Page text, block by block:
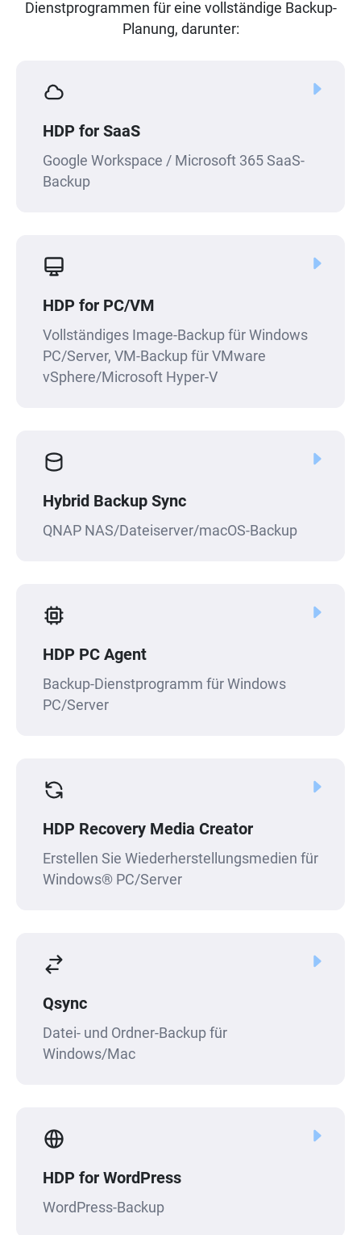
Dienstprogrammen für eine vollständige Backup-
Planung, darunter:
HDP for SaaS
Google Workspace / Microsoft 365 SaaS-
Backup
HDP for PC/VM
Vollständiges Image-Backup für Windows
PC/Server, VM-Backup für VMware
vSphere/Microsoft Hyper-V
Hybrid Backup Sync
QNAP NAS/Dateiserver/macOS-Backup
HDP PC Agent
Backup-Dienstprogramm für Windows
PC/Server
HDP Recovery Media Creator
Erstellen Sie Wiederherstellungsmedien für
Windows® PC/Server
Qsync
Datei- und Ordner-Backup für
Windows/Mac
HDP for WordPress
WordPress-Backup